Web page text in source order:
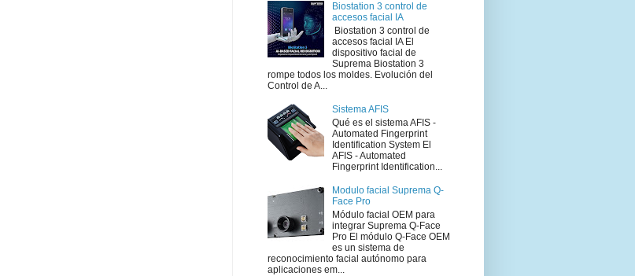
Biostation 3 control de
accesos facial IA
Biostation 3 control de
accesos facial IA El
dispositivo facial de
Suprema Biostation 3
rompe todos los moldes. Evolución del
Control de A...
Sistema AFIS
Qué es el sistema AFIS -
Automated Fingerprint
Identification System El
AFIS - Automated
Fingerprint Identification...
Modulo facial Suprema Q-
Face Pro
Módulo facial OEM para
integrar Suprema Q-Face
Pro El módulo Q-Face OEM
es un sistema de
reconocimiento facial autónomo para
aplicaciones em...